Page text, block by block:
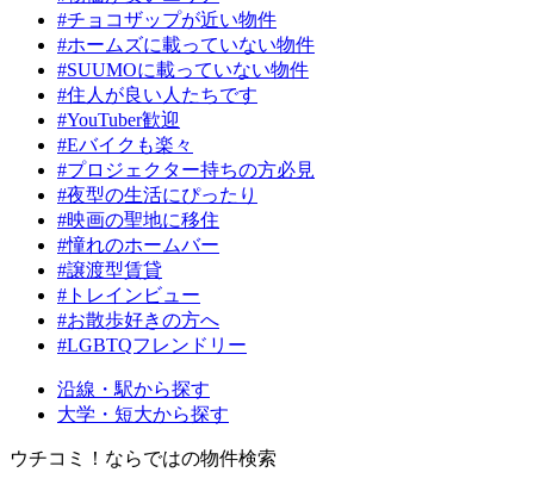
#チョコザップが近い物件
#ホームズに載っていない物件
#SUUMOに載っていない物件
#住人が良い人たちです
#YouTuber歓迎
#Eバイクも楽々
#プロジェクター持ちの方必見
#夜型の生活にぴったり
#映画の聖地に移住
#憧れのホームバー
#譲渡型賃貸
#トレインビュー
#お散歩好きの方へ
#LGBTQフレンドリー
沿線・駅から探す
大学・短大から探す
ウチコミ！ならではの物件検索